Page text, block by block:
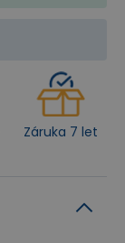
Záruka 7 let